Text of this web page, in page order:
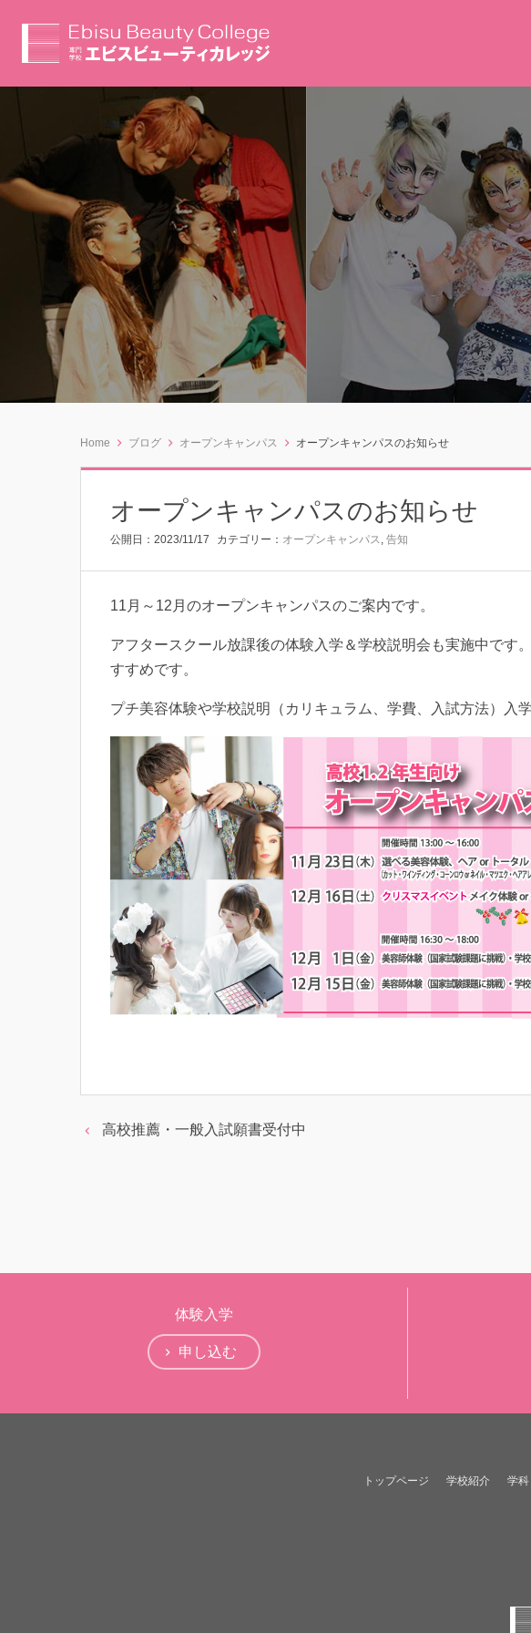
Home ブログ オープンキャンパス オープンキャンパスのお知らせ
オープンキャンパスのお知らせ
公開日： 2023/11/17 カテゴリー： オープンキャンパス, 告知
11月～12月のオープンキャンパスのご案内です。
アフタースクール放課後の体験入学＆学校説明会も実施中です
すすめです。
プチ美容体験や学校説明（カリキュラム、学費、入試方法）入
高校推薦・一般入試願書受付中
体験入学
申し込む
トップページ 学校紹介 学